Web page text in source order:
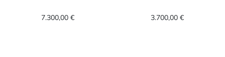
7.300,00 € 3.700,00 €